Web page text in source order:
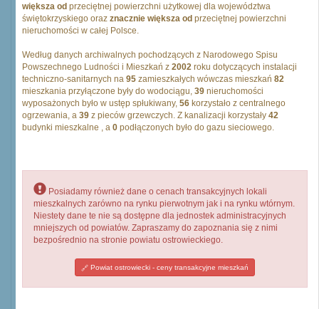
większa od przeciętnej powierzchni użytkowej dla województwa
świętokrzyskiego oraz znacznie większa od przeciętnej powierzchni
nieruchomości w całej Polsce.
Według danych archiwalnych pochodzących z Narodowego Spisu
Powszechnego Ludności i Mieszkań z 2002 roku dotyczących instalacji
techniczno-sanitarnych na 95 zamieszkałych wówczas mieszkań 82
mieszkania przyłączone były do wodociągu, 39 nieruchomości
wyposażonych było w ustęp spłukiwany, 56 korzystało z centralnego
ogrzewania, a 39 z pieców grzewczych. Z kanalizacji korzystały 42
budynki mieszkalne , a 0 podłączonych było do gazu sieciowego.
Posiadamy również dane o cenach transakcyjnych lokali
mieszkalnych zarówno na rynku pierwotnym jak i na rynku wtórnym.
Niestety dane te nie są dostępne dla jednostek administracyjnych
mniejszych od powiatów. Zapraszamy do zapoznania się z nimi
bezpośrednio na stronie powiatu ostrowieckiego.
Powiat ostrowiecki - ceny transakcyjne mieszkań